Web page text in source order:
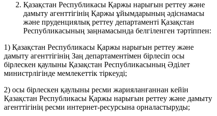
Қазақстан Республикасы Қаржы нарығын реттеу және
дамыту агенттігінің Қаржы ұйымдарының әдіснамасы
және пруденциялық реттеу департаменті Қазақстан
Республикасының заңнамасында белгіленген тәртіппен:
1) Қазақстан Республикасы Қаржы нарығын реттеу және
дамыту агенттігінің Заң департаментімен бірлесіп осы
бірлескен қаулыны Қазақстан Республикасының Әділет
министрлігінде мемлекеттік тіркеуді;
2) осы бірлескен қаулыны ресми жарияланғаннан кейін
Қазақстан Республикасы Қаржы нарығын реттеу және дамыту
агенттігінің ресми интернет-ресурсына орналастыруды;